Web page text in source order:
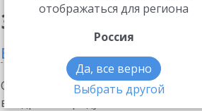
отображаться для региона
Россия
Да, все верно
Выбрать другой
Заказать 1С:Лизинг
в Татарстане
Ознакомьтесь с
внедрение продукта.